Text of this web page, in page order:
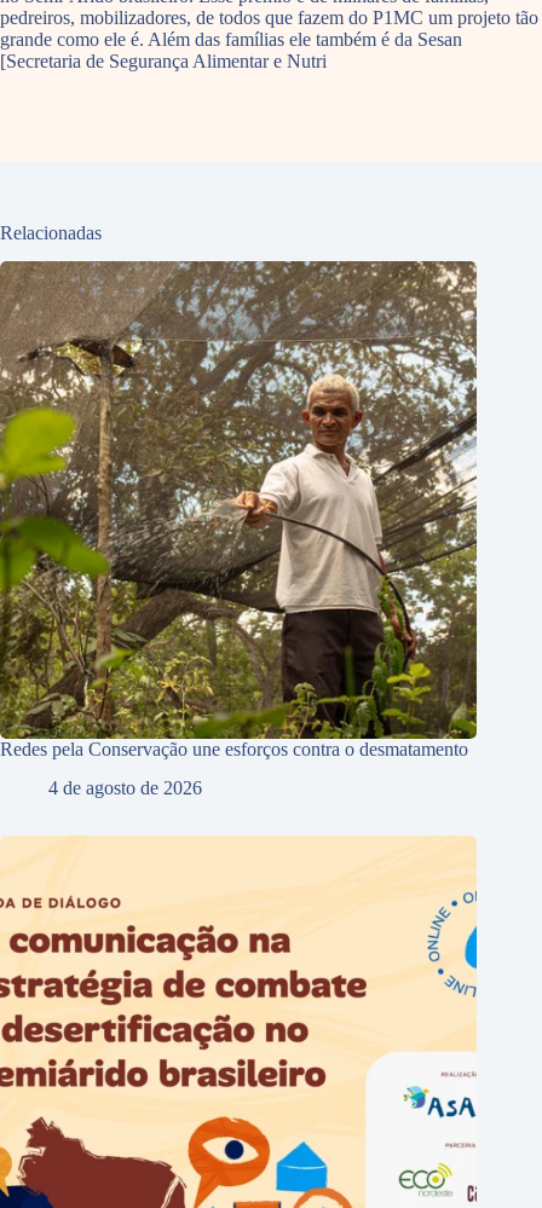
pedreiros, mobilizadores, de todos que fazem do P1MC um projeto tão
grande como ele é. Além das famílias ele também é da Sesan
[Secretaria de Segurança Alimentar e Nutri
Relacionadas
Redes pela Conservação une esforços contra o desmatamento
4 de agosto de 2026